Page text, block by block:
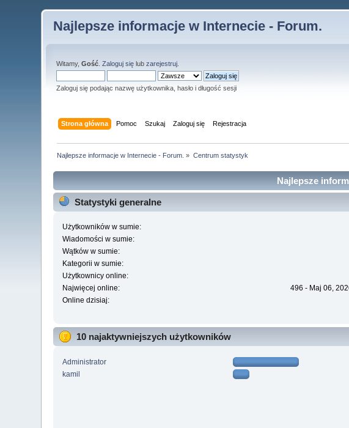
Najlepsze informacje w Internecie - Forum.
Witamy,Gość .Zaloguj się lubzarejestruj
Zaloguj się podając nazwę użytkownika, hasło i długość sesji
Strona główna Pomoc Szukaj Zaloguj się Rejestracja
Najlepsze informacje w Internecie - Forum. » Centrum statystyk
Najlepsze
Statystyki generalne
Użytkowników w sumie:
Wiadomości w sumie:
Wątków w sumie:
Kategorii w sumie:
Użytkownicy online:
Najwięcej online:
496 - Maj 06,
Online dzisiaj:
10 najaktywniejszych użytkowników
Administrator
kamil